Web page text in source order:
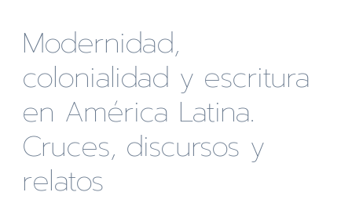
Modernidad,
colonialidad y escritura
en América Latina.
Cruces, discursos y
relatos